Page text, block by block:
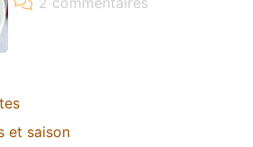
et saison